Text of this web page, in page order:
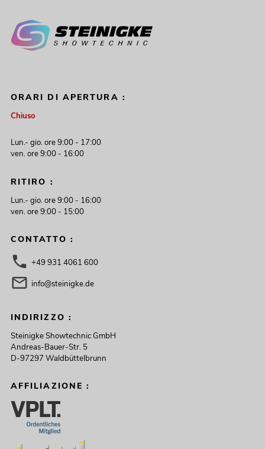
ORARI DI APERTURA :
Chiuso
Lun.- gio. ore 9:00 - 17:00
ven. ore 9:00 - 16:00
RITIRO :
Lun.- gio. ore 9:00 - 16:00
ven. ore 9:00 - 15:00
CONTATTO :
+49 931 4061 600
info@steinigke.de
INDIRIZZO :
Steinigke Showtechnic GmbH
Andreas-Bauer-Str. 5
D-97297 Waldbüttelbrunn
AFFILIAZIONE :